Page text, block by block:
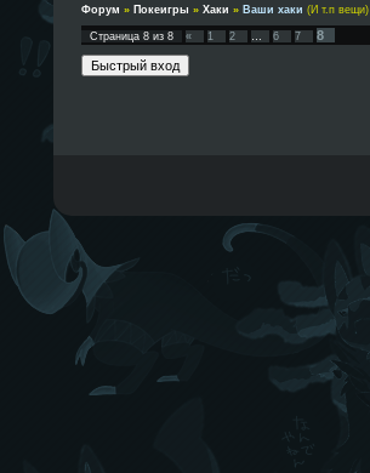
Форум » Покеигры » Хаки » Ваши хаки (И т.п вещи)
Страница 8из 8 « 1 2 … 6 7 8